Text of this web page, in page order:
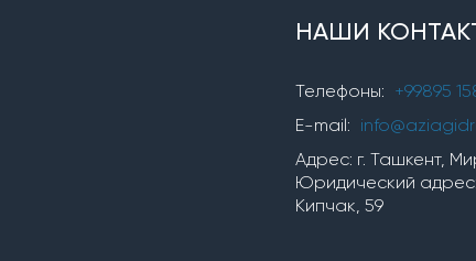
НАШИ
Телефоны: +99895
E-mail:
Адрес: г. Ташкент,
Юридический адрес:
Кипчак, 59